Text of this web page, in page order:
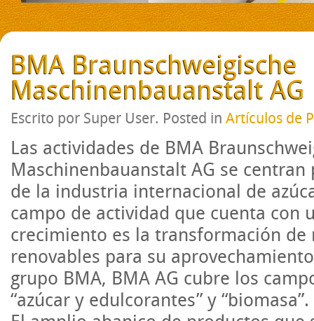
BMA Braunschweigische
Maschinenbauanstalt AG
Escrito por Super User. Posted in Artículos de
Las actividades de BMA
Maschinenbauanstalt AG se
de la industria internacional de
campo de actividad que cuenta con
crecimiento es la transformación de
renovables para su
grupo BMA, BMA AG cubre los
“azúcar y edulcorantes” y “biomasa”.